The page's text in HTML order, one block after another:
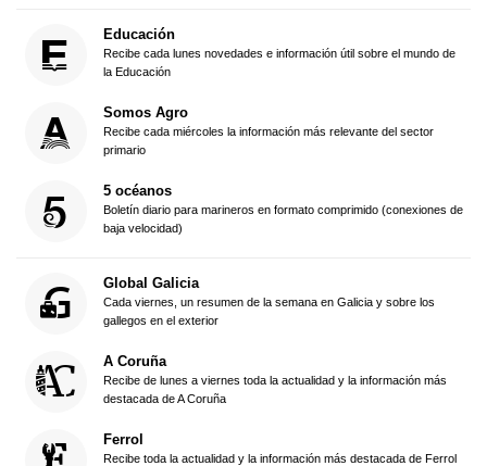
Educación
Recibe cada lunes novedades e información útil sobre el mundo de
la Educación
Somos Agro
Recibe cada miércoles la información más relevante del sector
primario
5 océanos
Boletín diario para marineros en formato comprimido (conexiones de
baja velocidad)
Global Galicia
Cada viernes, un resumen de la semana en Galicia y sobre los
gallegos en el exterior
A Coruña
Recibe de lunes a viernes toda la actualidad y la información más
destacada de A Coruña
Ferrol
Recibe toda la actualidad y la información más destacada de Ferrol